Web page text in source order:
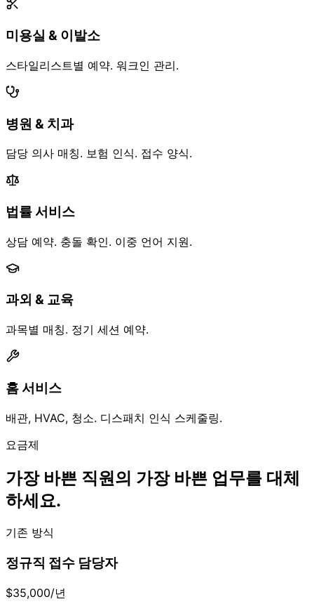
미용실 & 이발소
스타일리스트별 예약. 워크인 관리.
병원 & 치과
담당 의사 매칭. 보험 인식. 접수 양식.
법률 서비스
상담 예약. 충돌 확인. 이중 언어 지원.
과외 & 교육
과목별 매칭. 정기 세션 예약.
홈 서비스
배관, HVAC, 청소. 디스패치 인식 스케줄링.
요금제
가장 바쁜 직원의 가장 바쁜 업무를 대체
하세요.
기존 방식
정규직 접수 담당자
$35,000/년